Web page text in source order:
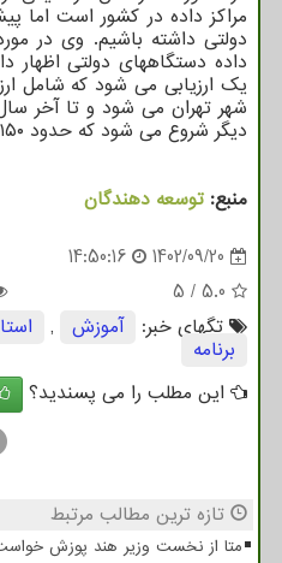
دولتی داشته باشیم. وی در
یک ارزیابی می شود که شامل
شهر تهران می شود و تا آخر سال
دیگر شروع می شود که حدود ۱۵۰ مرکز داده می شود.
منبع: توسعه دهندگان
1402/09/20
14:50:16
5.0
/
5
تگهای خبر:
آموزش ,
برنامه
این مطلب را می پسندید؟
تازه ترین مطالب مرتبط
متا از نخست وزیر هند پوزش